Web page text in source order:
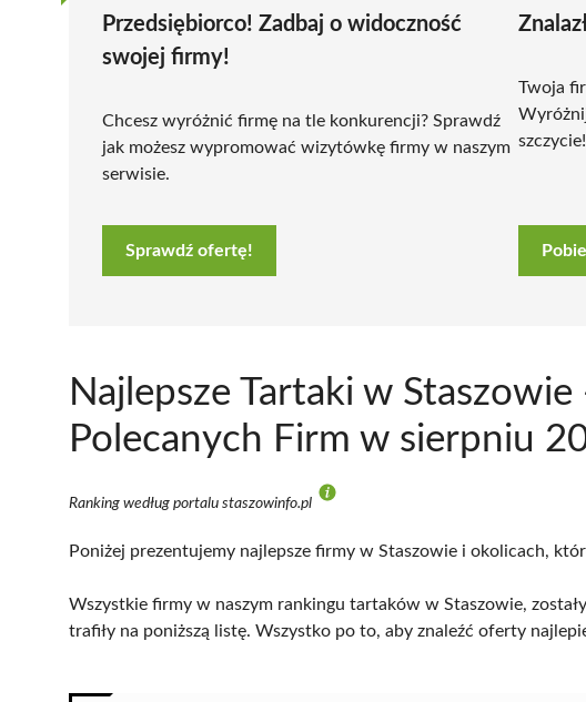
Przedsiębiorco! Zadbaj o widoczność
swojej firmy!
Chcesz wyróżnić firmę na tle konkurencji? Sprawdź
jak możesz wypromować wizytówkę firmy w naszym
serwisie.
Sprawdź ofertę!
Twoja
szczycie!
Najlepsze Tartaki w
Polecanych Firm w sierpniu
Ranking według portalu staszowinfo.pl
Poniżej prezentujemy najlepsze firmy w Staszowie i okolicach,
Wszystkie firmy w naszym rankingu tartaków w Staszowie,
trafiły na poniższą listę. Wszystko po to, aby znaleźć oferty